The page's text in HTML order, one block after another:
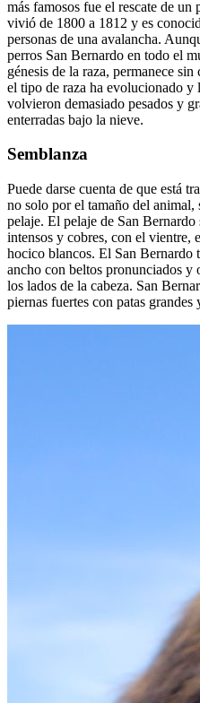
más famosos fue el rescate de
vivió de 1800 a 1812 y es
personas de una avalancha.
perros San Bernardo en todo el
génesis de la raza, permanece
el tipo de raza ha evolucionado y
volvieron demasiado pesados y
enterradas bajo la nieve.
Semblanza
Puede darse cuenta de que está
no solo por el tamaño del
pelaje. El pelaje de San
intensos y cobres, con el vientre,
hocico blancos. El San Bernardo
ancho con beltos pronunciados y
los lados de la cabeza. San
piernas fuertes con patas